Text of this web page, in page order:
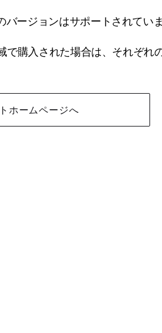
バージョンはサポートされていま
で購入された場合は、それぞれ
ホームページへ